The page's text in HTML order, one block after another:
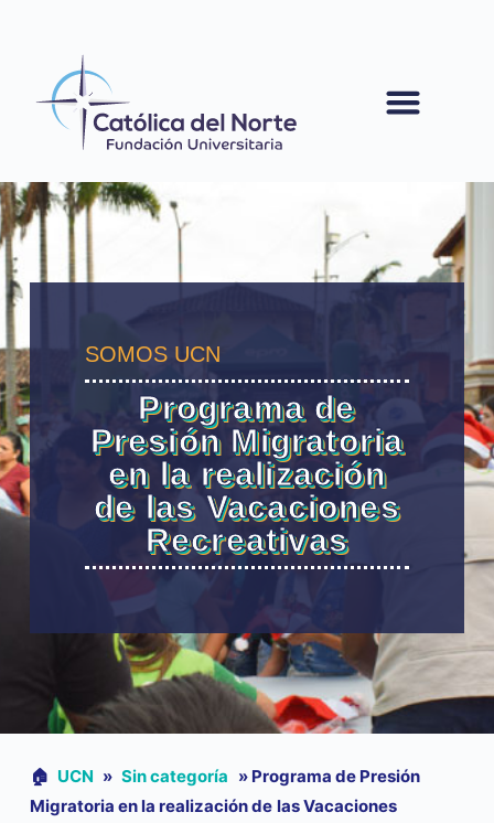
SOMOS UCN
Programa de
Presión Migratoria
en la realización
de las Vacaciones
Recreativas
🏠︎ UCN » Sin categoría » Programa de Presión
Migratoria en la realización de las Vacaciones